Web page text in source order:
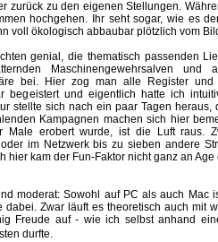
zurück zu den eigenen Stellungen.
hochgehen. Ihr seht sogar, wie es
voll ökologisch abbaubar plötzlich vom
genial, die thematisch passenden
Maschinengewehrsalven und
bei. Hier zog man alle Register und
begeistert und eigentlich hatte ich
stellte sich nach ein paar Tagen heraus,
Kampagnen machen sich hier
Male erobert wurde, ist die Luft raus.
im Netzwerk bis zu sieben andere
kam der Fun-Faktor nicht ganz an Age
moderat: Sowohl auf PC als auch Mac
Zwar läuft es theoretisch auch mit
Freude auf - wie ich selbst anhand
durfte.